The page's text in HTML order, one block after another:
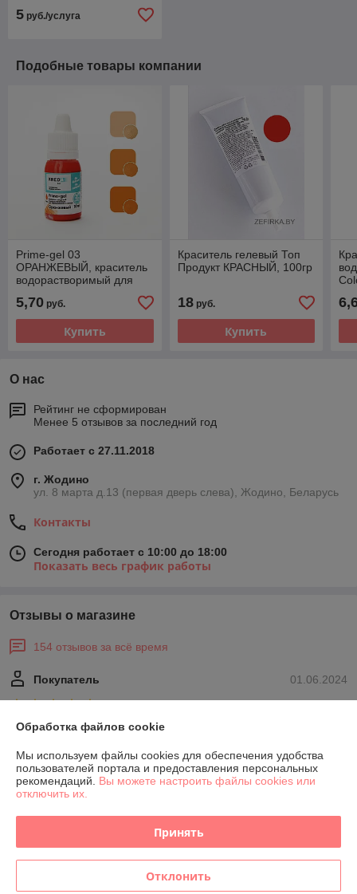
5 руб./услуга
Подобные товары компании
Prime-gel 03
ОРАНЖЕВЫЙ, краситель
водорастворимый для
KREDA
5,70 руб.
Купить
Краситель гелевый Топ
Продукт КРАСНЫЙ, 100гр
18руб.
Купить
О нас
Рейтинг не сформирован
Менее 5 отзывов за последний год
Работает с 27.11.2018
г. Жодино
ул. 8 марта д.13 (первая дверь слева), Жодино, Беларусь
Контакты
Сегодня работает с 10:00 до 18:00
Показать весь график работы
Отзывы о магазине
154 отзывов за всё время
01.06.2024
Покупатель
Отлично
Сделка подтверждена через корзину
18.04.2024
Алина
Показать все отзывы
Обработка файлов cookie
Мы используем файлы cookies для обеспечения удобства
пользователей портала и предоставления персональных
рекомендаций. Вы можете настроить файлы cookies или
отключить их.
Принять
Отклонить